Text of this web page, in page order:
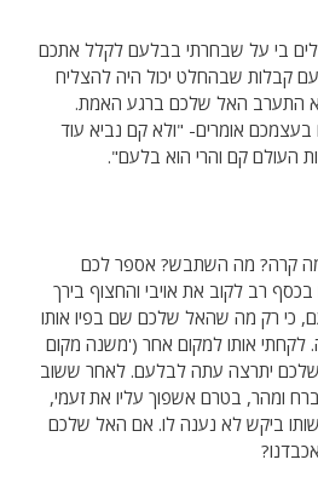
בי על שבחרתי בבלעם לקלל אתכם
קבלות שבהחלט יכול היה להצליח
התערב האל שלכם ברגע האמת.
אומרים- "ולא קם נביא עוד
העולם קם והרי הוא בלעם".
מה קרה? מה השתבש? אספר לכם
רב לקוב את אויבי והחצוף בירך
כי רק מה שהאל שלכם שם בפיו אותו
לקחתי אותו למקום אחר ('משנה מקום
שלכם יתרצה עתה לבלעם. לאחר ששוב
ומהר, בטרם אשפוך עליו את זעמי,
ביקש לא נענה לו. אם האל שלכם